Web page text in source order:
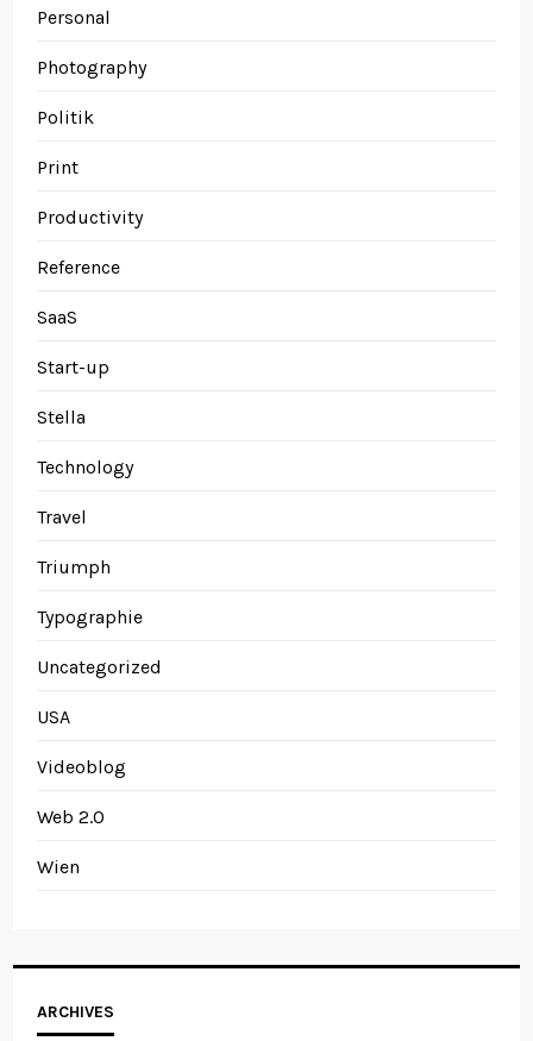
Personal
Photography
Politik
Print
Productivity
Reference
SaaS
Start-up
Stella
Technology
Travel
Triumph
Typographie
Uncategorized
USA
Videoblog
Web 2.0
Wien
ARCHIVES